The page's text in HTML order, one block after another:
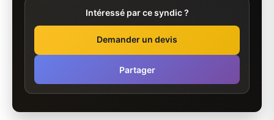
Intéressé par ce syndic ?
Demander un devis
Partager